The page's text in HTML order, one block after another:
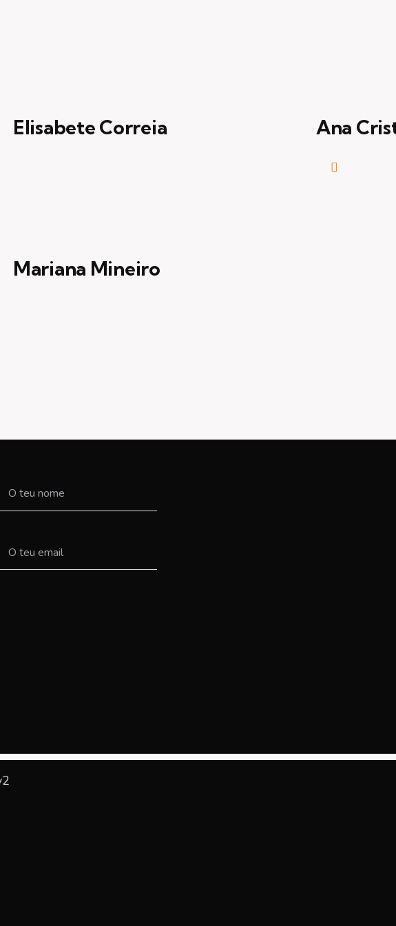
Elisabete Correia Ana
Mariana Mineiro